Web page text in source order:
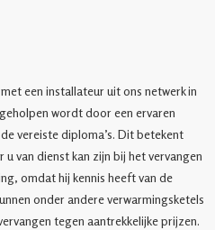
een installateur uit ons netwerk in
wordt door een ervaren
vereiste diploma’s. Dit betekent
van dienst kan zijn bij het vervangen
omdat hij kennis heeft van de
onder andere verwarmingsketels
tegen aantrekkelijke prijzen.